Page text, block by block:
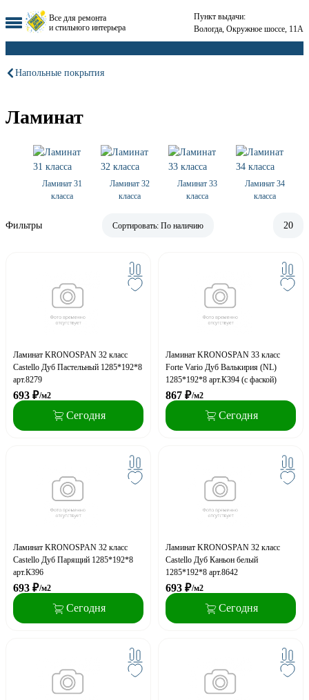
Все для ремонта
и стильного интерьера
Пункт выдачи:
Вологда, Окружное шоссе, 11А
Напольные покрытия
Ламинат
Ламинат 31
класса
Ламинат 32
класса
Ламинат 33
класса
Ламинат 34
класса
Фильтры Сортировать: По наличию 20
Ламинат KRONOSPAN 32 класс
Castello Дуб Пастельный 1285*192*8
арт.8279
693 ₽/м2
Сегодня
Ламинат KRONOSPAN 33 класс
Forte Vario Дуб Валькирия (NL)
1285*192*8 арт.К394 (с фаской)
867 ₽/м2
Сегодня
Ламинат KRONOSPAN 32 класс
Castello Дуб Парящий 1285*192*8
арт.К396
693 ₽/м2
Сегодня
Ламинат KRONOSPAN 32 класс
Castello Дуб Каньон белый
1285*192*8 арт.8642
693 ₽/м2
Сегодня